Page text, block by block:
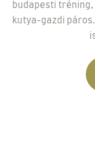
budapesti tréning,
kutya-gazdi